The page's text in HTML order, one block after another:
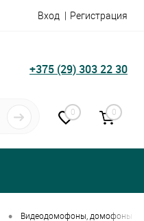
Вход Регистрация
+375 (29) 303 22 30
0 0
• Видеодомофоны, домофоны